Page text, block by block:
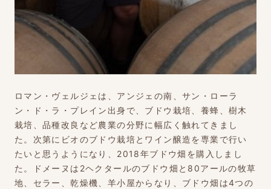
ロマン・ヴェルジェは、アンジェの南、サン・ローラ
ン・ド・ラ・プレイン出身で、ブドウ栽培、養蜂、樹木
栽培、品種改良など農業の分野に幅広く触れてきまし
た。次第にビオのブドウ栽培とワイン醸造を専業で行い
たいと思うようになり、2018年ブドウ畑を購入しまし
た。ドメーヌは2ヘクタールのブドウ畑と80アールの牧草
地、セラー、乾燥機、羊小屋からなり、ブドウ畑は4つの